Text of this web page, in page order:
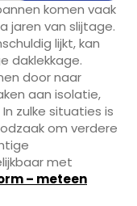
komen vaak
jaren van slijtage.
lijkt, kan
daklekkage.
door naar
aan isolatie,
zulke situaties is
om verdere
met
– meteen